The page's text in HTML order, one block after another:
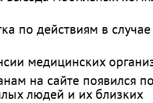
по действиям в
медицинских
на сайте появился
людей и их близких